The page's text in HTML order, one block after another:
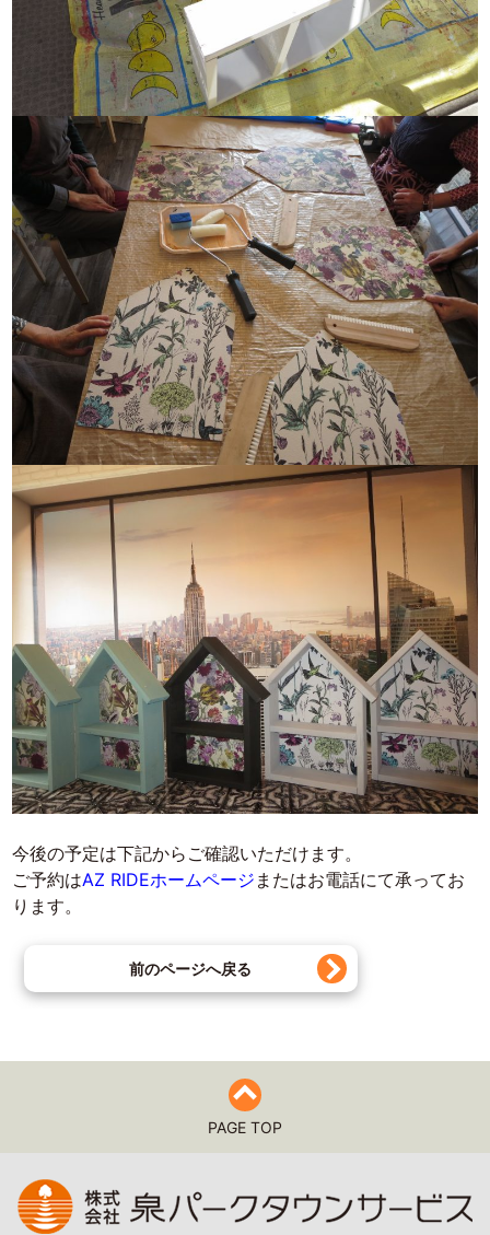
今後の予定は下記からご確認いただけます。
ご予約はAZ RIDEホームページ またはお電話にて承ってお
ります。
前のページへ戻る
PAGE TOP